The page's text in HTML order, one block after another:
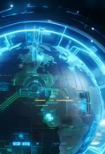
入 搶攻樂金中
領域 南韓面